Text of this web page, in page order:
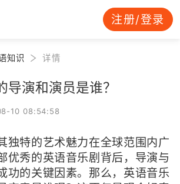
注册/登录
知识 详情
导演和演员是谁？
10 08:54:58
独特的艺术魅力在全球范围内广
优秀的英语音乐剧背后，导演与
功的关键因素。那么，英语音乐